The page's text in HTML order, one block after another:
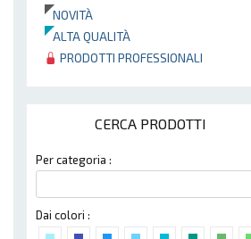
NOVITÀ
ALTA QUALITÀ
PRODOTTI PROFESSIONALI
CERCA PRODOTTI
Per categoria :
Dai colori :